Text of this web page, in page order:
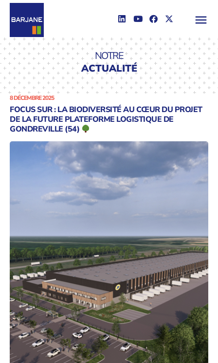
NOTRE
ACTUALITÉ
8 DÉCEMBRE 2025
FOCUS SUR : LA BIODIVERSITÉ AU CŒUR DU PROJET
DE LA FUTURE PLATEFORME LOGISTIQUE DE
GONDREVILLE (54)